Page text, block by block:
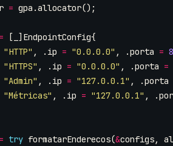
= gpa .allocator();
= [ ] EndpointConfig{
"HTTP" , . ip = "0.0.0.0" , .porta =
"HTTPS" , . ip = "0.0.0.0" , .porta =
"Admin" , . ip = "127.0.0.1" , .porta
"Métricas" , . ip = "127.0.0.1" , .
= try formatarEnderecos(&configs,